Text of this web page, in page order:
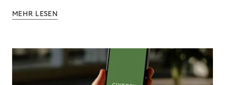
MEHR LESEN